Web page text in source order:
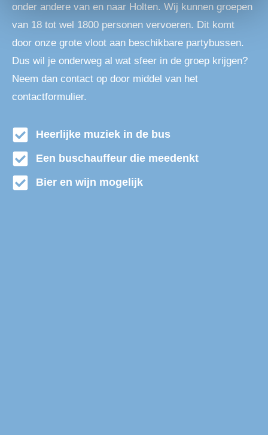
onder andere van en naar Holten. Wij kunnen groepen
van 18 tot wel 1800 personen vervoeren. Dit komt
door onze grote vloot aan beschikbare partybussen.
Dus wil je onderweg al wat sfeer in de groep krijgen?
Neem dan contact op door middel van het
contactformulier.
Heerlijke muziek in de bus
Een buschauffeur die meedenkt
Bier en wijn mogelijk